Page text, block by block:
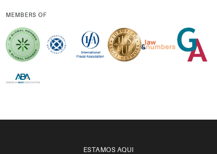
MEMBERS OF
ESTAMOS AQUI